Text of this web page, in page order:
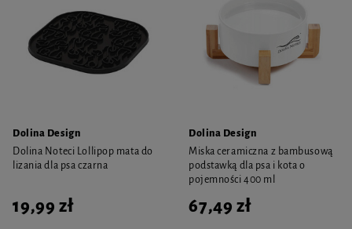
Dolina Design
Dolina Noteci Lollipop mata do
lizania dla psa czarna
19,99 zł
Dolina Design
Miska ceramiczna z bambusową
podstawką dla psa i kota o
pojemności 400 ml
67,49 zł